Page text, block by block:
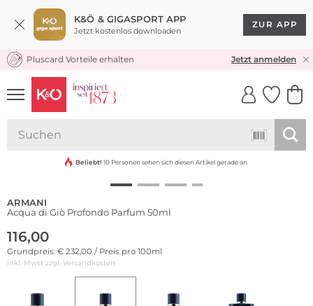
K&Ö & GIGASPORT APP
Jetzt kostenlos downloaden
ZUR APP
KOSTENLOSER VERSAND* & RÜCKVERSAND
Pluscard Vorteile erhalten Jetzt anmelden
UNSERE APP
CLICK &
Beliebt! 10 Personen sehen sich diesen Artikel gerade an
ARMANI
Acqua di Giò Profondo Parfum 50ml
116,00
Grundpreis: € 232,00 / Preis pro 100ml
inkl. Mwst zzgl. Versandkosten